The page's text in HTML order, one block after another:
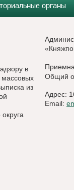
органы
в
из
Общий
Адрес:
Email: